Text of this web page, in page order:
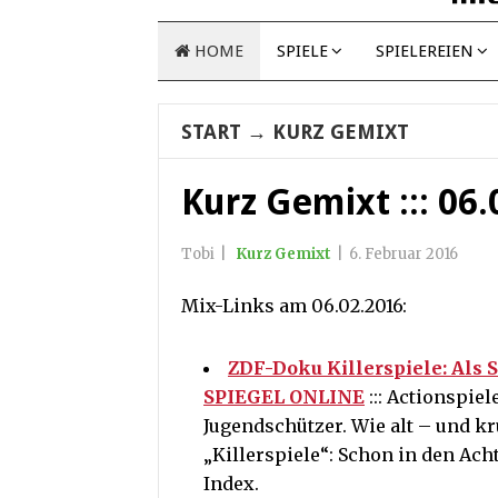
HOME SPIELE SPIELEREIEN
START → KURZ GEMIXT
Kurz Gemixt :::
Tobi Kurz Gemixt 6. Februar 2016
Mix-Links am 06.02.2016:
ZDF-Doku Killerspiele: Als
SPIEGEL ONLINE :::
Jugendschützer. Wie alt – und
„Killerspiele“: Schon in den
Index.